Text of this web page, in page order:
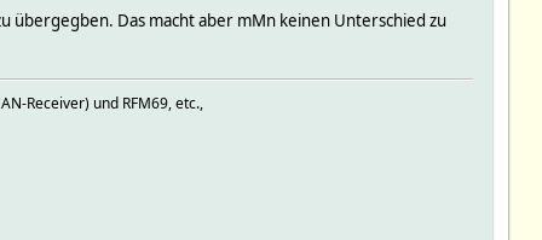
>mon > 7;
übergegben. Das macht aber mMn keinen Unterschied zu
Receiver) und RFM69, etc.,